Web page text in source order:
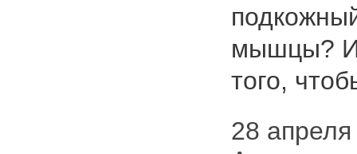
мышцы? И
того,
28 апреля